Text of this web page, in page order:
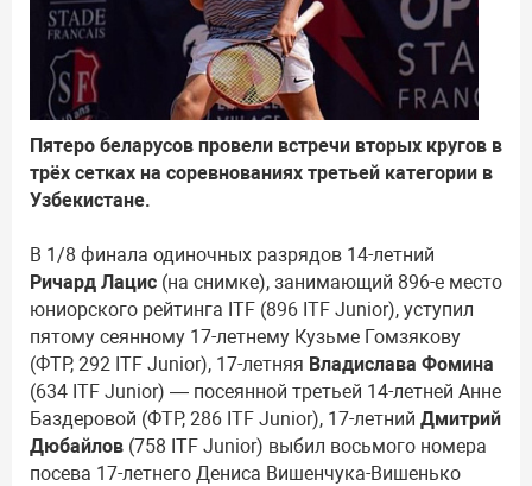
Пятеро беларусов провели встречи вторых кругов в
трёх сетках на соревнованиях третьей категории в
Узбекистане.
В 1/8 финала одиночных разрядов 14-летний
Ричард Лацис (на снимке), занимающий 896-е место
юниорского рейтинга ITF (896 ITF Junior), уступил
пятому сеянному 17-летнему Кузьме Гомзякову
(ФТР, 292 ITF Junior), 17-летняя Владислава Фомина
(634 ITF Junior) — посеянной третьей 14-летней Анне
Баздеровой (ФТР, 286 ITF Junior), 17-летний Дмитрий
Дюбайлов (758 ITF Junior) выбил восьмого номера
посева 17-летнего Дениса Вишенчука-Вишенько